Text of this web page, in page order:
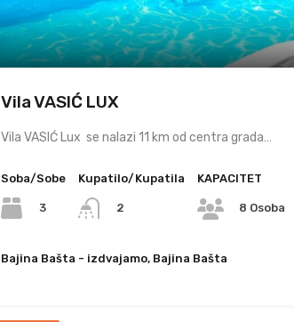
Vila VASIĆ LUX
Vila VASIĆ Lux se nalazi 11 km od centra grada…
Soba/Sobe
3
Kupatilo/Kupatila
2
KAPACITET
8 Osoba
Bajina Bašta - izdvajamo, Bajina Bašta